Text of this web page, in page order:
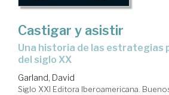
Castigar y asistir
una historia de las estrategias penales y sociales
del siglo XX
Garland, David
Siglo XXI Editora Iberoamericana.